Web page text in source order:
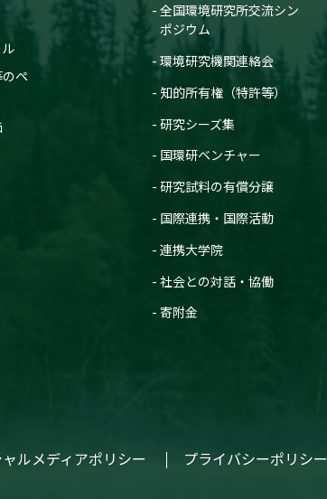
ペ
全国環境研究所交流シン
ポジウム
環境研究機関連絡会
知的所有権（特許等）
研究シーズ集
国環研ベンチャー
研究試料の有償分譲
国際連携・国際活動
連携大学院
社会との対話・協働
寄附金
ルメディアポリシー プライバシーポリシー